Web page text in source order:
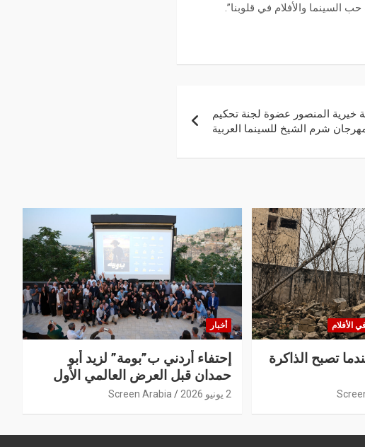
السينما والأفلام في قلوبنا”.
خيرية المنصور عضوة لجنة تحكيم
شرم الشيخ للسينما العربية
الأفلام
تصبح الذاكرة
أخبار
إحتفاء أردني ب”بومة” لزيد أبو
حمدان قبل العرض العالمي الأول
2 يونيو 2026 Screen Arabia